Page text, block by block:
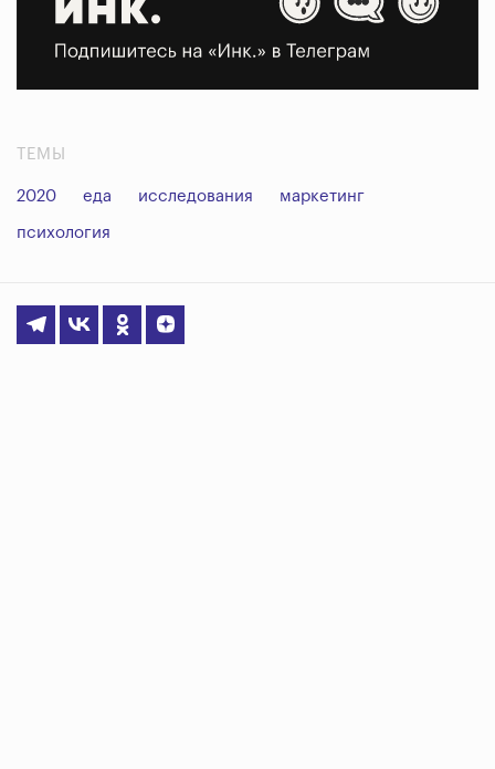
ТЕМЫ
2020 еда исследования маркетинг
психология